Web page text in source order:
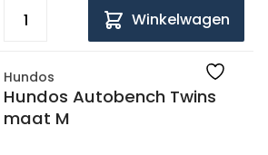
Winkelwagen
Hundos
Hundos Autobench Twins
maat M